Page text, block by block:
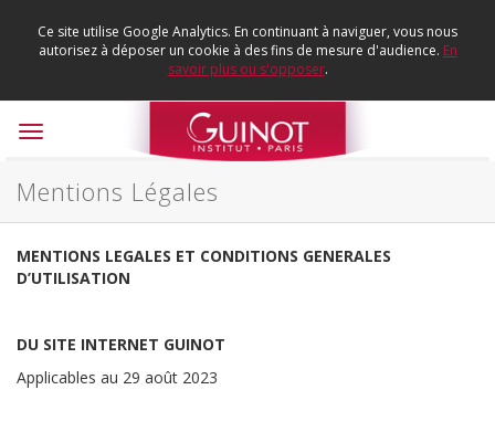
Ce site utilise Google Analytics. En continuant à naviguer, vous nous
autorisez à déposer un cookie à des fins de mesure d'audience. En
savoir plus ou s'opposer.
Toggle
Mentions Légales
MENTIONS LEGALES ET CONDITIONS GENERALES
D’UTILISATION
DU SITE INTERNET GUINOT
Applicables au 29 août 2023